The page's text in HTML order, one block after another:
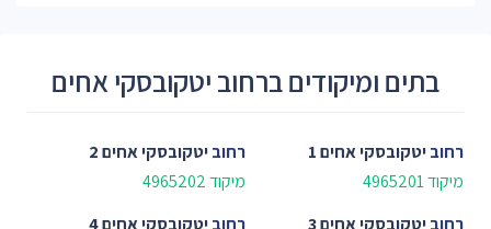
בתים ומיקודים ברחוב יטקובסקי אחים
רחוביטקובסקי אחים 1
מיקוד 4965201
רחוביטקובסקי אחים 2
מיקוד 4965202
רחוביטקובסקי אחים 3 רחוביטקובסקי אחים 4